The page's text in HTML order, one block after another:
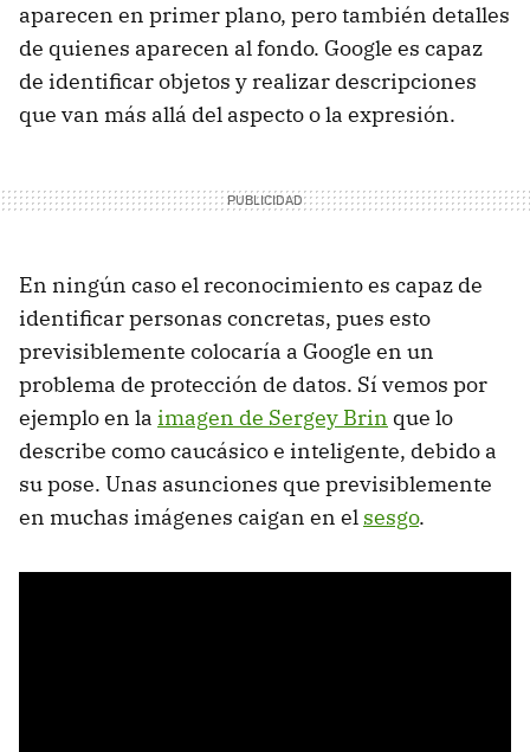
aparecen en primer plano, pero también detalles
de quienes aparecen al fondo. Google es capaz
de identificar objetos y realizar descripciones
que van más allá del aspecto o la expresión.
En ningún caso el reconocimiento es capaz de
identificar personas concretas, pues esto
previsiblemente colocaría a Google en un
problema de protección de datos. Sí vemos por
ejemplo en la imagen de Sergey Brin que lo
describe como caucásico e inteligente, debido a
su pose. Unas asunciones que previsiblemente
en muchas imágenes caigan en el sesgo.